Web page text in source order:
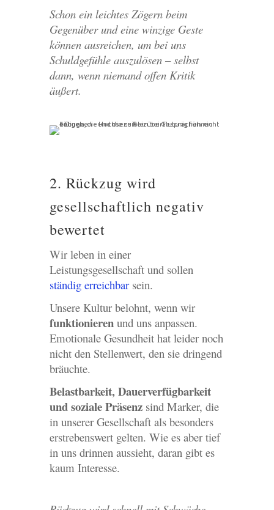
Schon ein leichtes Zögern beim
Gegenüber und eine winzige Geste
können ausreichen, um bei uns
Schuldgefühle auszulösen – selbst
dann, wenn niemand offen Kritik
äußert.
2. Rückzug wird
gesellschaftlich negativ
bewertet
Wir leben in einer
Leistungsgesellschaft und sollen
ständig erreichbarsein.
Unsere Kultur belohnt, wenn wir
funktionierenund uns anpassen.
Emotionale Gesundheit hat leider noch
nicht den Stellenwert, den sie dringend
bräuchte.
Belastbarkeit, Dauerverfügbarkeit
und soziale Präsenzsind Marker, die
in unserer Gesellschaft als besonders
erstrebenswert gelten. Wie es aber tief
in uns drinnen aussieht, daran gibt es
kaum Interesse.